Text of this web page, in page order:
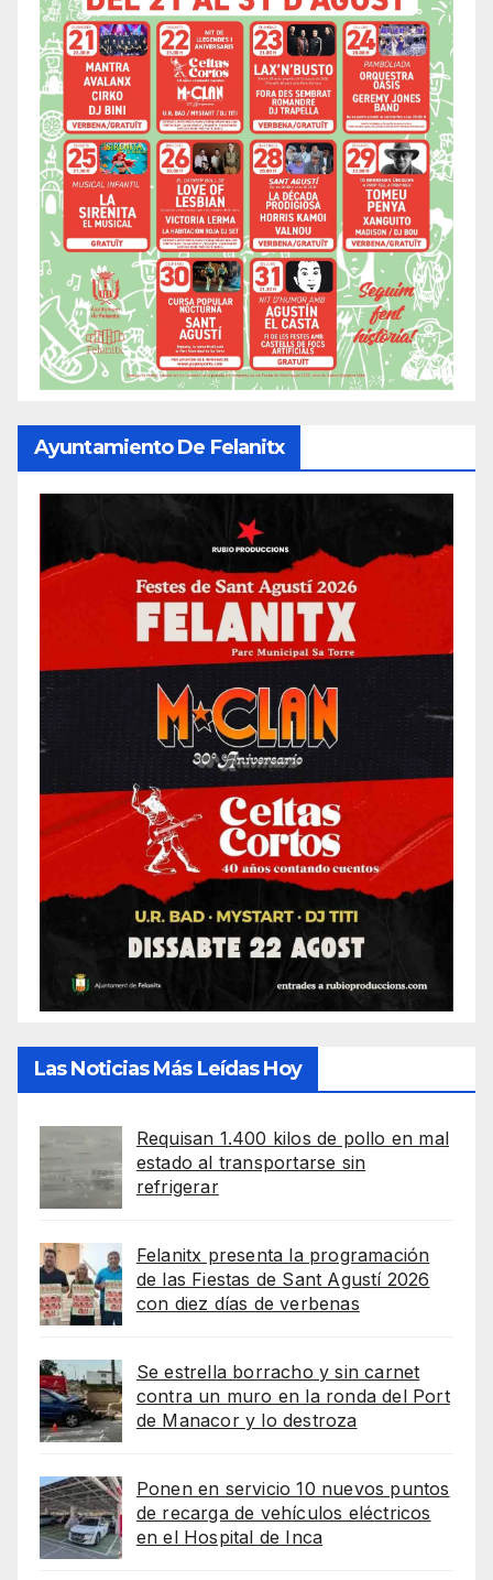
Ayuntamiento De Felanitx
Las Noticias Más Leídas Hoy
Requisan 1.400 kilos de pollo en mal
estado al transportarse sin
refrigerar
Felanitx presenta la programación
de las Fiestas de Sant Agustí 2026
con diez días de verbenas
Se estrella borracho y sin carnet
contra un muro en la ronda del Port
de Manacor y lo destroza
Ponen en servicio 10 nuevos puntos
de recarga de vehículos eléctricos
en el Hospital de Inca